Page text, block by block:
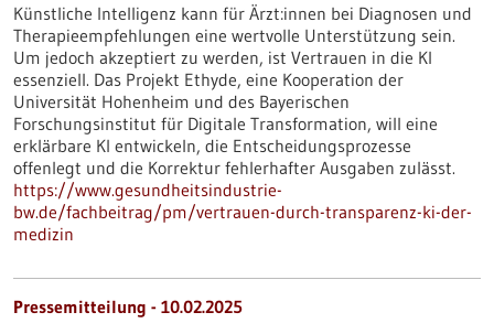
Künstliche Intelligenz kann für Ärzt:innen bei Diagnosen und
Therapieempfehlungen eine wertvolle Unterstützung sein.
Um jedoch akzeptiert zu werden, ist Vertrauen in die KI
essenziell. Das Projekt Ethyde, eine Kooperation der
Universität Hohenheim und des Bayerischen
Forschungsinstitut für Digitale Transformation, will eine
erklärbare KI entwickeln, die Entscheidungsprozesse
offenlegt und die Korrektur fehlerhafter Ausgaben zulässt.
https://www.gesundheitsindustrie-
bw.de/fachbeitrag/pm/vertrauen-durch-transparenz-ki-der-
medizin
Pressemitteilung - 10.02.2025